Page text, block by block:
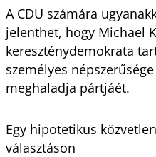
A CDU számára
jelenthet, hogy Michael
kereszténydemokrata
személyes
meghaladja pártjáét.
Egy hipotetikus
választáson